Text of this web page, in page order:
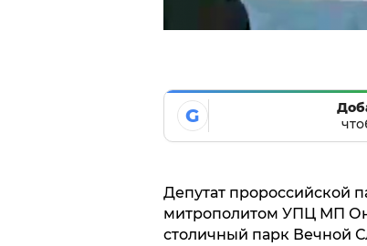
G
Депутат пророссийской
митрополитом УПЦ МП
столичный парк Вечной